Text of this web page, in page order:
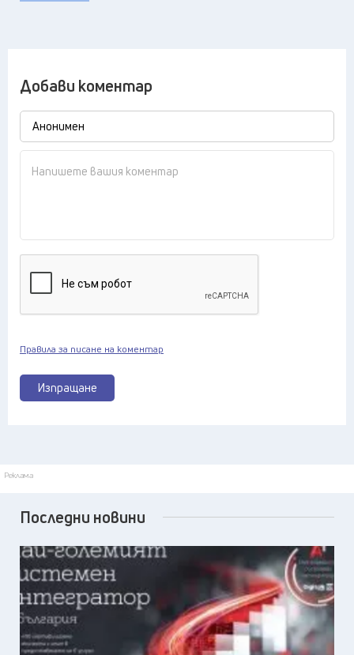
Добави коментар
Изпращане
Правила за писане на коментар
Реклама
Последни новини